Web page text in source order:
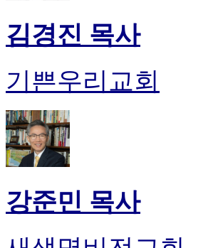
김경진 목사
기쁜우리교회
강준민 목사